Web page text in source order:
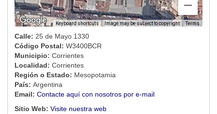
Keyboard shortcuts Image may be subject to copyright Terms
Calle: 25 de Mayo 1330
Código Postal: W3400BCR
Municipio: Corrientes
Localidad: Corrientes
Región o Estado: Mesopotamia
País: Argentina
Email: Contacte aquí con nosotros por e-mail
Sitio Web: Visite nuestra web